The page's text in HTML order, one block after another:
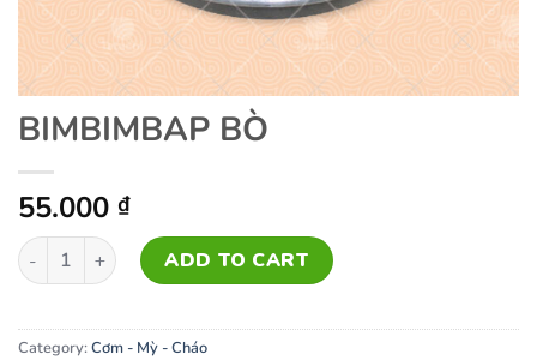
BIMBIMBAP BÒ
55.000 ₫
BIMBIMBAP BÒ quantityADD TO CART
Category:Cơm - Mỳ - Cháo